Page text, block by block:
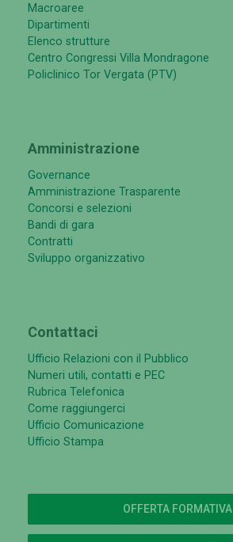
Macroaree
Dipartimenti
Elenco strutture
Centro Congressi Villa Mondragone
Policlinico Tor Vergata (PTV)
Amministrazione
Governance
Amministrazione Trasparente
Concorsi e selezioni
Bandi di gara
Contratti
Sviluppo organizzativo
Contattaci
Ufficio Relazioni con il Pubblico
Numeri utili, contatti e PEC
Rubrica Telefonica
Come raggiungerci
Ufficio Comunicazione
Ufficio Stampa
OFFERTA FORMATIVA